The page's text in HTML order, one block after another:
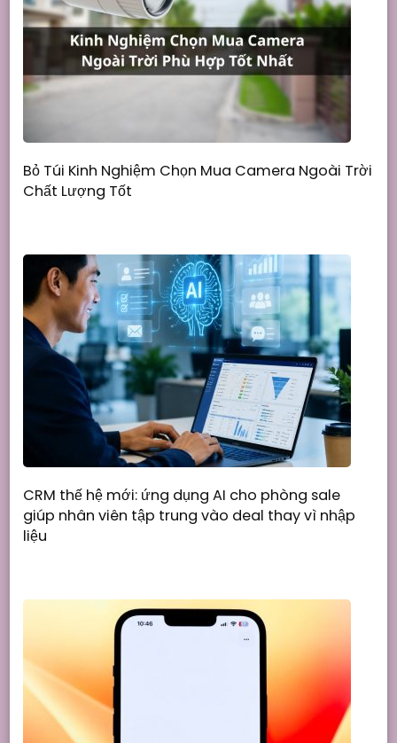
Bỏ Túi Kinh Nghiệm Chọn Mua Camera Ngoài Trời
Chất Lượng Tốt
CRM thế hệ mới: ứng dụng AI cho phòng sale
giúp nhân viên tập trung vào deal thay vì nhập
liệu